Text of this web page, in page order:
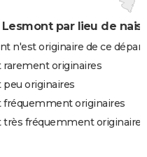
par lieu de
n'est originaire de ce
originaires
originaires
fréquemment originaires
fréquemment originaires